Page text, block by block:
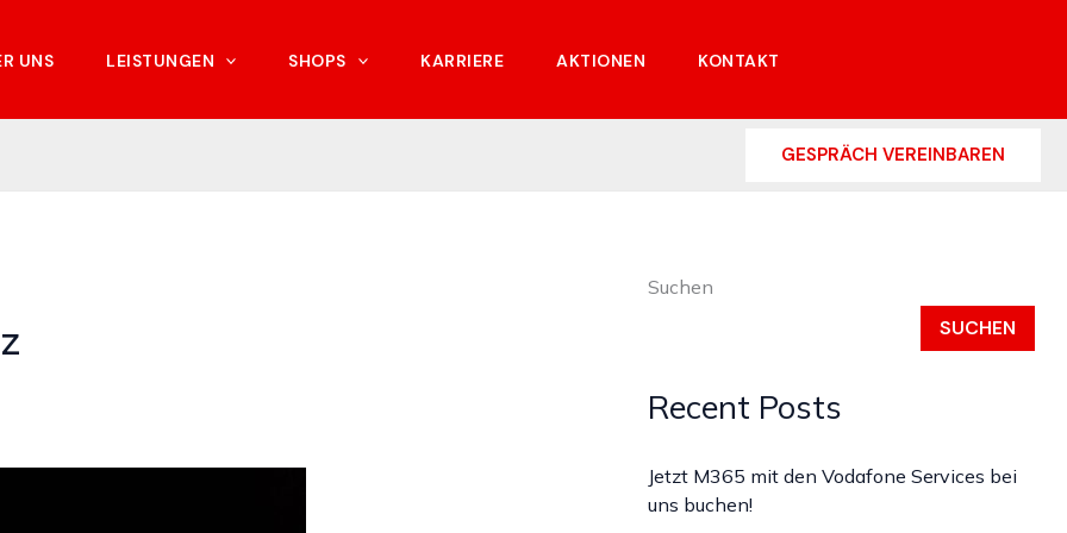
UNS LEISTUNGEN SHOPS KARRIERE AKTIONEN KONTAKT
GESPRÄCH VEREINBAREN
Suchen
SUCHEN
Recent Posts
Jetzt M365 mit den Vodafone Services bei
uns buchen!